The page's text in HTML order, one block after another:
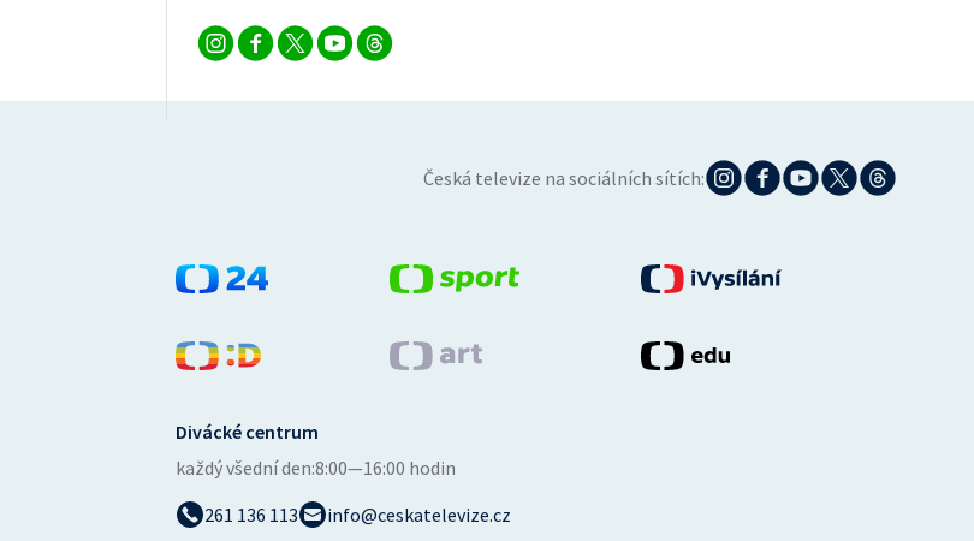
Česká televize na sociálních sítích:
Divácké centrum
každý všední den:8:00—16:00 hodin
261 136 113
info@ceskatelevize.cz